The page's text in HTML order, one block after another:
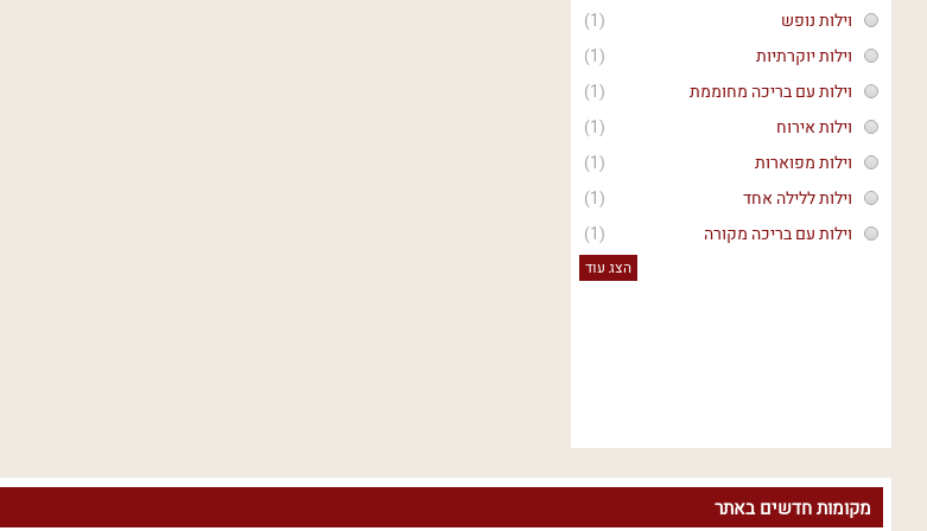
(1)
וילות נופש
(1)
וילות יוקרתיות
(1)
וילות עם בריכה מחוממת
(1)
וילות אירוח
(1)
וילות מפוארות
(1)
וילות ללילה אחד
(1)
וילות עם בריכה מקורה
הצג עוד
מקומות חדשים באתר